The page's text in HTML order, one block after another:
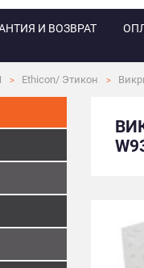
И ВОЗВРАТ
Ethicon/ Этикон